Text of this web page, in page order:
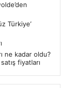
Türkiye’
ne kadar oldu?
fiyatları